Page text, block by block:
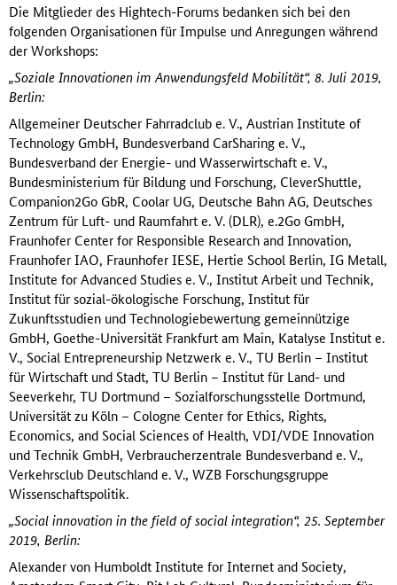
Die Mitglieder des Hightech-Forums bedanken sich bei den
folgenden Organisationen für Impulse und Anregungen während
der Workshops:
„Soziale Innovationen im Anwendungsfeld Mobilität“, 8. Juli 2019,
Berlin:
Allgemeiner Deutscher Fahrradclub e. V., Austrian Institute of
Technology GmbH, Bundesverband CarSharing e. V.,
Bundesverband der Energie- und Wasserwirtschaft e. V.,
Bundesministerium für Bildung und Forschung, CleverShuttle,
Companion2Go GbR, Coolar UG, Deutsche Bahn AG, Deutsches
Zentrum für Luft- und Raumfahrt e. V. (DLR), e.2Go GmbH,
Fraunhofer Center for Responsible Research and Innovation,
Fraunhofer IAO, Fraunhofer IESE, Hertie School Berlin, IG Metall,
Institute for Advanced Studies e. V., Institut Arbeit und Technik,
Institut für sozial-ökologische Forschung, Institut für
Zukunftsstudien und Technologiebewertung gemeinnützige
GmbH, Goethe-Universität Frankfurt am Main, Katalyse Institut e.
V., Social Entrepreneurship Netzwerk e. V., TU Berlin – Institut
für Wirtschaft und Stadt, TU Berlin – Institut für Land- und
Seeverkehr, TU Dortmund – Sozialforschungsstelle Dortmund,
Universität zu Köln – Cologne Center for Ethics, Rights,
Economics, and Social Sciences of Health, VDI/VDE Innovation
und Technik GmbH, Verbraucherzentrale Bundesverband e. V.,
Verkehrsclub Deutschland e. V., WZB Forschungsgruppe
Wissenschaftspolitik.
„Social innovation in the field of social integration“, 25. September
2019, Berlin:
Alexander von Humboldt Institute for Internet and Society,